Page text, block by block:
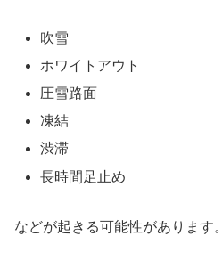
吹雪
ホワイトアウト
圧雪路面
凍結
渋滞
長時間足止め
などが起きる可能性があります。